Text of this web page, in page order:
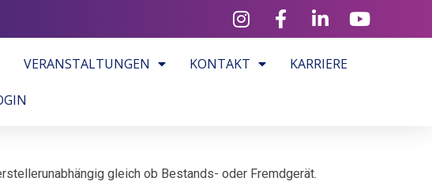
VERANSTALTUNGEN KONTAKT KARRIERE
gleich ob Bestands- oder Fremdgerät.